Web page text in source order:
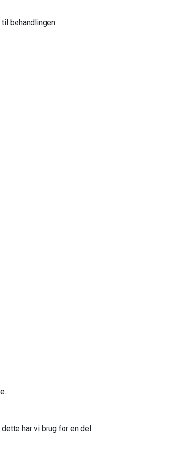
behandlingen.
har vi brug for en del